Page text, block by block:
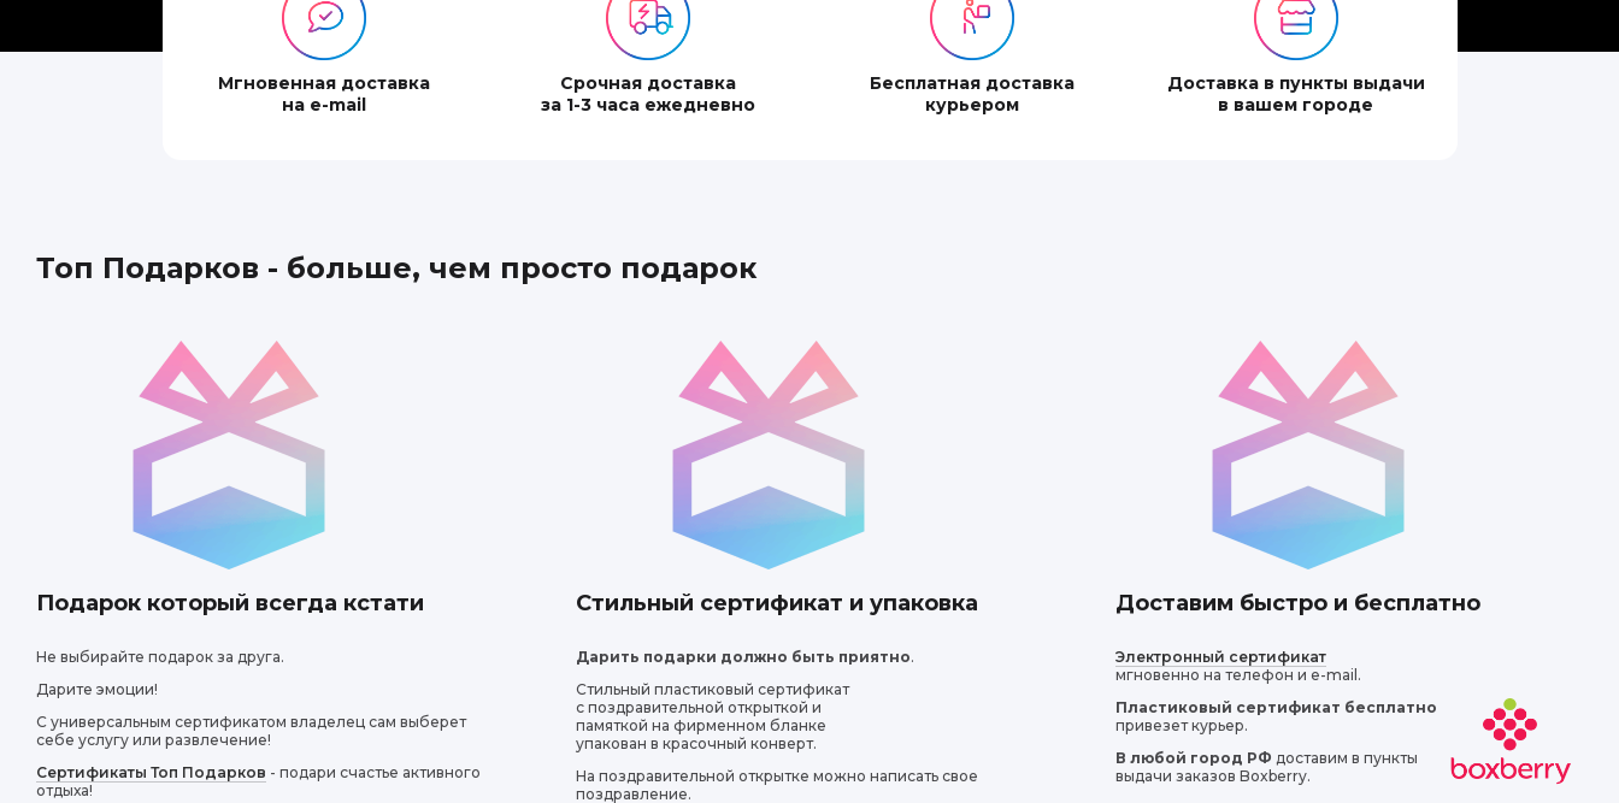
Мгновенная доставка
на e-mail
Срочная доставка
за 1-3 часа ежедневно
Бесплатная доставка
курьером
Доставка в пункты выдачи
в вашем городе
Топ Подарков - больше, чем просто подарок
Подарок который всегда кстати
Не выбирайте подарок за друга.
Дарите эмоции!
С универсальным сертификатом владелец сам выберет
себе услугу или развлечение!
Сертификаты Топ Подарков - подари счастье активного
отдыха!
Стильный сертификат и упаковка
Дарить подарки должно быть приятно.
Стильный пластиковый сертификат
с поздравительной открыткой и
памяткой на фирменном бланке
упакован в красочный конверт.
На поздравительной открытке можно написать свое
поздравление.
Доставим быстро и бесплатно
Электронный сертификат
мгновенно на телефон и e-mail.
Пластиковый сертификат бесплатно
привезет курьер.
В любой город РФ доставим в пункты
выдачи заказов Boxberry.